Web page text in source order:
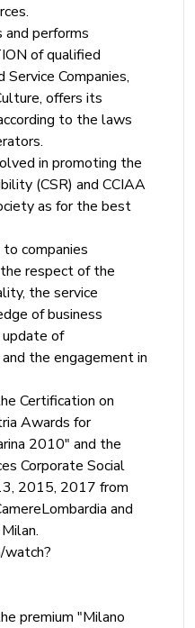
performs
of qualified
Companies,
offers its
to the laws
in promoting the
(CSR) and CCIAA
as for the best
companies
respect of the
the service
of business
of
the engagement in
Certification on
Awards for
2010" and the
Corporate Social
2015, 2017 from
and
watch?
premium "Milano